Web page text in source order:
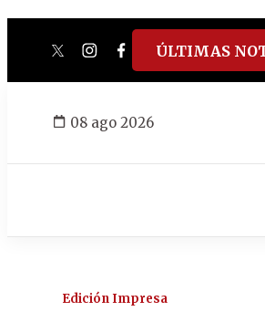
twitterinstagram
facebook
tiktokyoutube
ÚLTIMAS
08 ago 2026
Edición Impresa